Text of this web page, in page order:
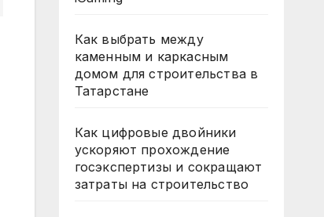
Как выбрать между
каменным и каркасным
домом для строительства в
Татарстане
Как цифровые двойники
ускоряют прохождение
госэкспертизы и сокращают
затраты на строительство